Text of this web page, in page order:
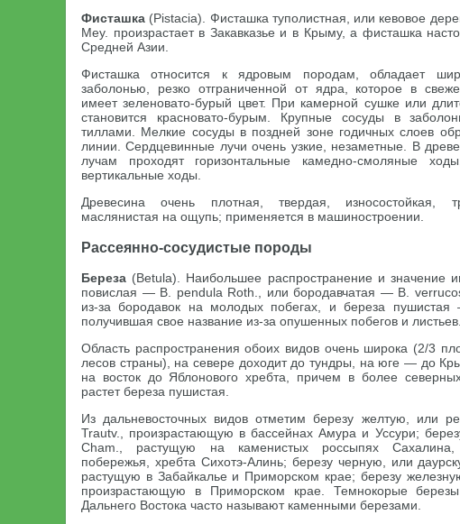
Фисташка (Pistacia). Фисташка туполистная, или кевовое
Меу. произрастает в Закавказье и в Крыму, а фисташка
Средней Азии.
Фисташка относится к ядровым породам, обладает
заболонью, резко отграниченной от ядра, которое в
имеет зеленовато-бурый цвет. При камерной сушке или
становится красновато-бурым. Крупные сосуды в
тиллами. Мелкие сосуды в поздней зоне годичных слоев
линии. Сердцевинные лучи очень узкие, незаметные. В
лучам проходят горизонтальные камедно-смоляные
вертикальные ходы.
Древесина очень плотная, твердая, износостойкая,
маслянистая на ощупь; применяется в машиностроении.
Рассеянно-сосудистые породы
Береза (Betula). Наибольшее распространение и значение
повислая — В. pendula Roth., или бородавчатая — В.
из-за бородавок на молодых побегах, и береза
получившая свое название из-за опушенных побегов и листьев.
Область распространения обоих видов очень широка (2/3
лесов страны), на севере доходит до тундры, на юге — до
на восток до Яблонового хребта, причем в более
растет береза пушистая.
Из дальневосточных видов отметим березу желтую, или
Trautv., произрастающую в бассейнах Амура и Уссури;
Cham., растущую на каменистых россыпях Сахалина,
побережья, хребта Сихотэ-Алинь; березу черную, или
растущую в Забайкалье и Приморском крае; березу
произрастающую в Приморском крае. Темнокорые
Дальнего Востока часто называют каменными березами.